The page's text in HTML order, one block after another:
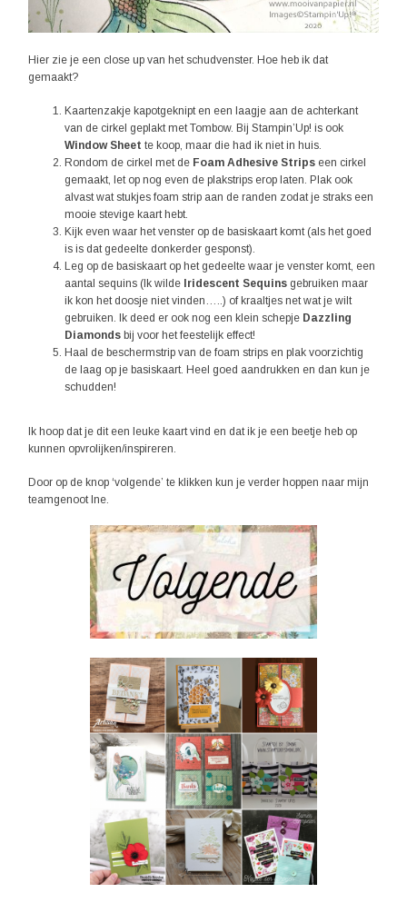
Hier zie je een close up van het schudvenster. Hoe heb ik dat
gemaakt?
Kaartenzakje kapotgeknipt en een laagje aan de achterkant
van de cirkel geplakt met Tombow. Bij Stampin’Up! is ook
Window Sheet te koop, maar die had ik niet in huis.
Rondom de cirkel met de Foam Adhesive Strips een cirkel
gemaakt, let op nog even de plakstrips erop laten. Plak ook
alvast wat stukjes foam strip aan de randen zodat je straks een
mooie stevige kaart hebt.
Kijk even waar het venster op de basiskaart komt (als het goed
is is dat gedeelte donkerder gesponst).
Leg op de basiskaart op het gedeelte waar je venster komt, een
aantal sequins (Ik wilde Iridescent Sequins gebruiken maar
ik kon het doosje niet vinden…..) of kraaltjes net wat je wilt
gebruiken. Ik deed er ook nog een klein schepje Dazzling
Diamonds bij voor het feestelijk effect!
Haal de beschermstrip van de foam strips en plak voorzichtig
de laag op je basiskaart. Heel goed aandrukken en dan kun je
schudden!
Ik hoop dat je dit een leuke kaart vind en dat ik je een beetje heb op
kunnen opvrolijken/inspireren.
Door op de knop ‘volgende’ te klikken kun je verder hoppen naar mijn
teamgenoot Ine.